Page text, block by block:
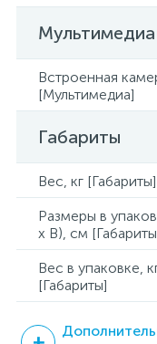
Мультимедиа
Встроенная
[Мультимедиа]
Габариты
Вес, кг [Габариты]
Размеры в
x В), см
Вес в упаковке,
[Габариты]